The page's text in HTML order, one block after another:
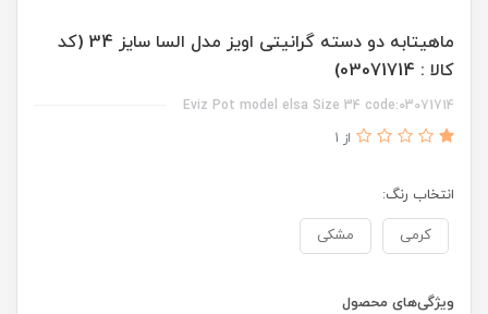
ماهیتابه دو دسته گرانیتی اویز مدل السا سایز 34 (کد
کالا : 03071714)
Eviz Pot model elsa Size 34 code:03071714
از 1
انتخاب رنگ:
کرمی مشکی
ویژگی‌های محصول